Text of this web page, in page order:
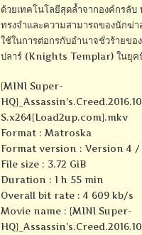
ด้วยเทคโนโลยีสุดล้ำจากองค์กรลับ
ทรงจำและความสามารถของนักฆ่า
ใช้ในการต่อกรกับอำนาจชั่วร้ายขอ
ปลาร์ (Knights Templar) ในยุค
{MINI Super-
S.x264[Load2up.com].mkv
Format : Matroska
Format version : Version 4 /
File size : 3.72 GiB
Duration : 1 h 55 min
Overall bit rate : 4 609 kb/s
Movie name : {MINI Super-